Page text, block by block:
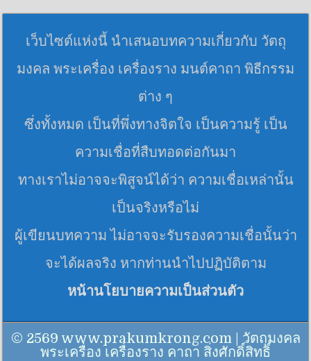
เว็บไซต์แห่งนี้ นำเสนอบทความเกี่ยวกับ วัตถุ
มงคล พระเครื่อง เครื่องราง มนต์คาถา พิธีกรรม
ต่าง ๆ
ซึ่งทั้งหมด เป็นที่พึ่งทางจิตใจ เป็นความรู้ เป็น
ความเชื่อที่สืบทอดต่อกันมา
ทางเราไม่อาจจะพิสูจน์ได้ว่า ความเชื่อเหล่านั้น
เป็นจริงหรือไม่
ผู้เขียนบทความ ไม่อาจจะรับรองความเชื่อนั้นว่า
จะได้ผลจริง หากท่านนำไปปฏิบัติตาม
หน้านโยบายความเป็นส่วนตัว
© 2569 www.prakumkrong.com | วัตถุมงคล
พระเครื่อง เครื่องราง คาถา สิ่งศักดิ์สิทธิ์